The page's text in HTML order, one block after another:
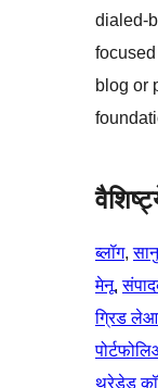
dialed-
blog or
ब्लॉग,
मेनू,
ग्रिड
थ्रेडेड